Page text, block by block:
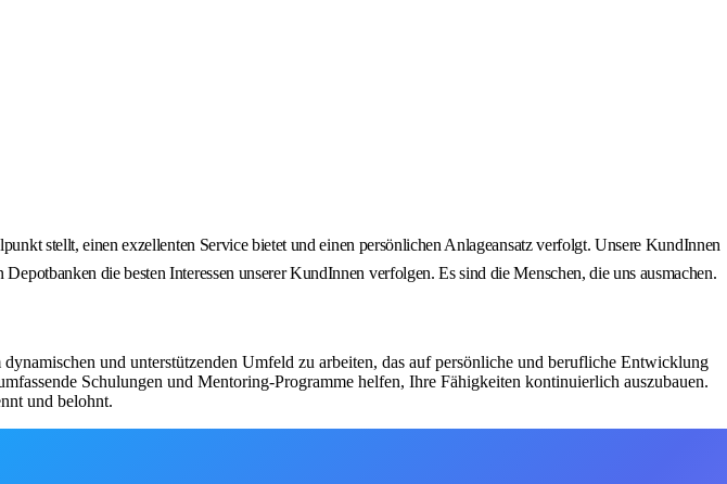
stellt, einen exzellenten Service bietet und einen persönlichen Anlageansatz verfolgt. Unsere KundInnen
die besten Interessen unserer KundInnen verfolgen. Es sind die Menschen, die uns ausmachen.
und unterstützenden Umfeld zu arbeiten, das auf persönliche und berufliche Entwicklung
Schulungen und Mentoring-Programme helfen, Ihre Fähigkeiten kontinuierlich auszubauen.
und belohnt.